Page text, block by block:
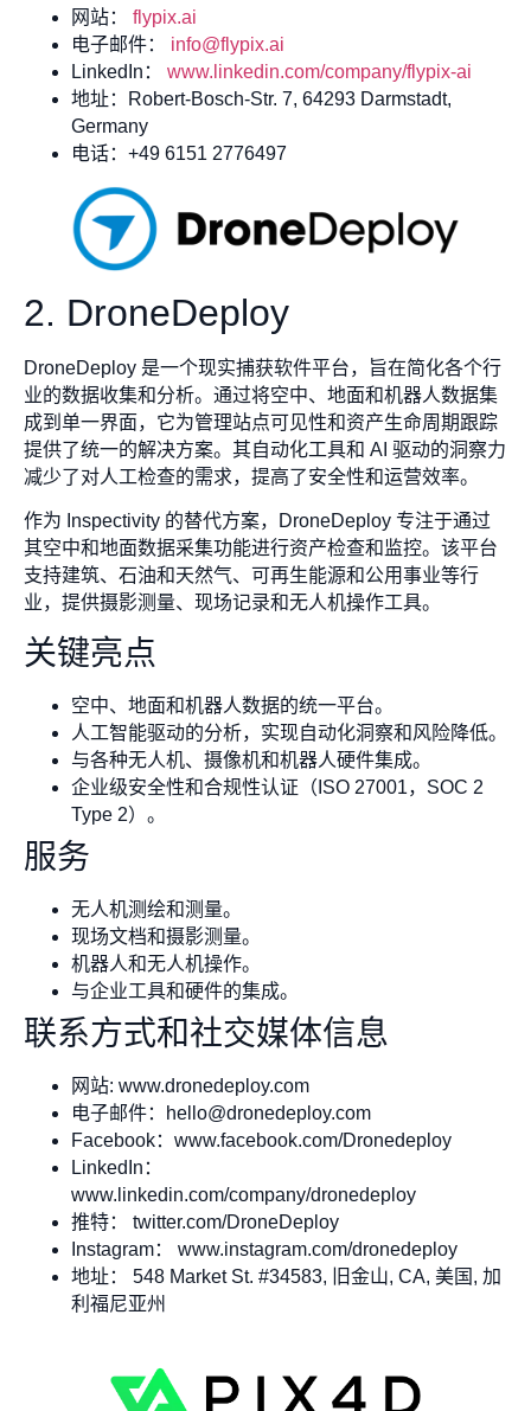
网站： flypix.ai
电子邮件： info@flypix.ai
LinkedIn： www.linkedin.com/company/flypix-ai
地址：Robert-Bosch-Str. 7, 64293 Darmstadt,
Germany
电话：+49 6151 2776497
2. DroneDeploy
DroneDeploy 是一个现实捕获软件平台，旨在简化各个行
业的数据收集和分析。通过将空中、地面和机器人数据集
成到单一界面，它为管理站点可见性和资产生命周期跟踪
提供了统一的解决方案。其自动化工具和 AI 驱动的洞察力
减少了对人工检查的需求，提高了安全性和运营效率。
作为 Inspectivity 的替代方案，DroneDeploy 专注于通过
其空中和地面数据采集功能进行资产检查和监控。该平台
支持建筑、石油和天然气、可再生能源和公用事业等行
业，提供摄影测量、现场记录和无人机操作工具。
关键亮点
空中、地面和机器人数据的统一平台。
人工智能驱动的分析，实现自动化洞察和风险降低。
与各种无人机、摄像机和机器人硬件集成。
企业级安全性和合规性认证（ISO 27001，SOC 2
Type 2）。
服务
无人机测绘和测量。
现场文档和摄影测量。
机器人和无人机操作。
与企业工具和硬件的集成。
联系方式和社交媒体信息
网站: www.dronedeploy.com
电子邮件：
hello@dronedeploy.com
Facebook：www.facebook.com/Dronedeploy
LinkedIn：
www.linkedin.com/company/dronedeploy
推特： twitter.com/DroneDeploy
Instagram： www.instagram.com/dronedeploy
地址： 548 Market St. #34583, 旧金山, CA, 美国, 加
利福尼亚州